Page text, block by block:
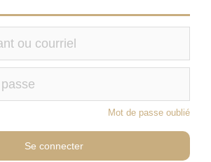
Mot de passe oublié